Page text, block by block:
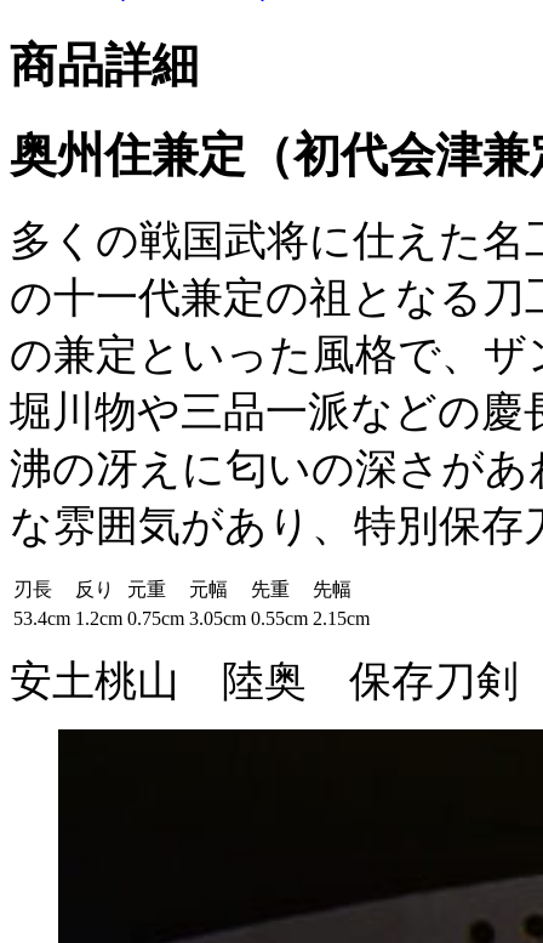
商品詳細
奥州住兼定（初代会津兼
多くの戦国武将に仕えた
の十一代兼定の祖となる
の兼定といった風格で、
堀川物や三品一派などの
沸の冴えに匂いの深さが
な雰囲気があり、特別保
刃長 反り 元重 元幅 先重
先幅
53.4cm 1.2cm 0.75cm 3.05cm 0.55cm 2.15cm
安土桃山 陸奥 保存刀